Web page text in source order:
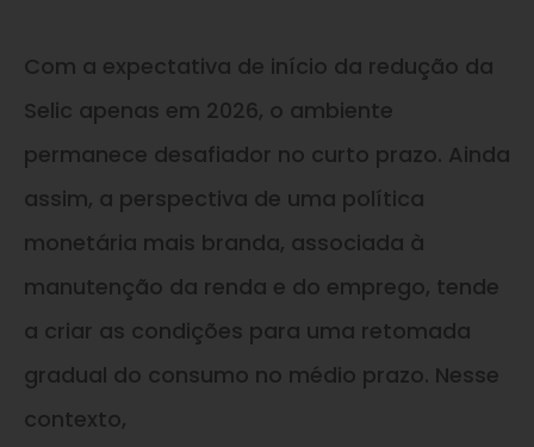
Com a expectativa de início da redução da
Selic apenas em 2026, o ambiente
permanece desafiador no curto prazo. Ainda
assim, a perspectiva de uma política
monetária mais branda, associada à
manutenção da renda e do emprego, tende
a criar as condições para uma retomada
gradual do consumo no médio prazo. Nesse
contexto,